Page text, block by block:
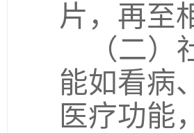
片，再至
（二
能如看病
医疗功能